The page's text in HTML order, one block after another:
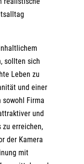
sollten sich
Leben zu
und einer
Firma
und
zu erreichen,
der Kamera
mit